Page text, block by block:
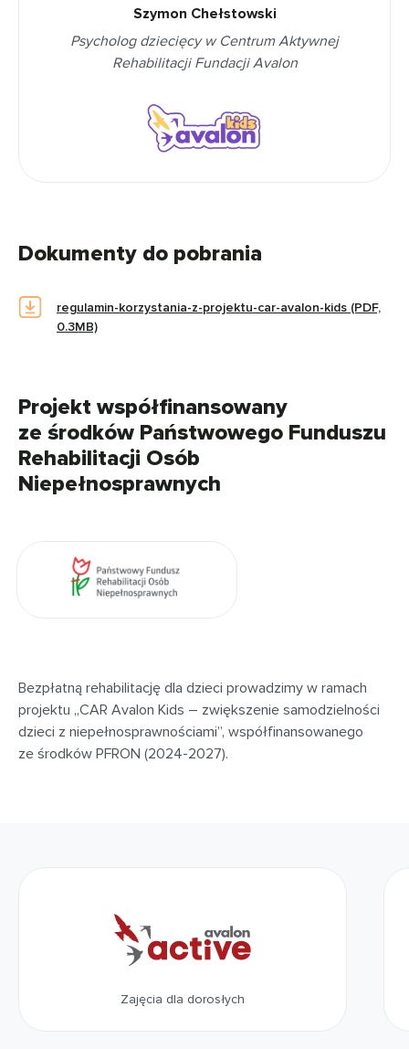
Szymon Chełstowski
Psycholog dziecięcy w Centrum Aktywnej
Rehabilitacji Fundacji Avalon
Dokumenty do pobrania
regulamin-korzystania-z-projektu-car-avalon-kids (PDF,
0.3MB)
Projekt współfinansowany
ze środków Państwowego Funduszu
Rehabilitacji Osób
Niepełnosprawnych
Bezpłatną rehabilitację dla dzieci prowadzimy w ramach
projektu „CAR Avalon Kids – zwiększenie samodzielności
dzieci z niepełnosprawnościami”, współfinansowanego
ze środków PFRON (2024-2027).
Działania dla dzieci